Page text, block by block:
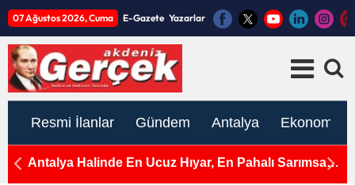
07 Ağustos 2026, Cuma E-Gazete Yazarlar
Resmi İlanlar Gündem Antalya Ekonomi
Antalya Halinde En Ucuz Hıyar, En Pahalı Sarımsak